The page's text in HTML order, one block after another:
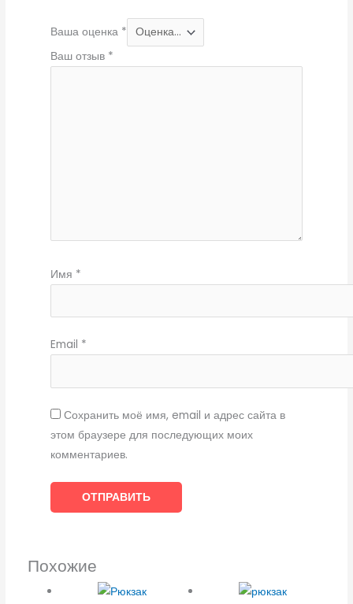
Ваша оценка *
Ваш отзыв *
Имя *
Email *
Сохранить моё имя, email и адрес сайта в
этом браузере для последующих моих
комментариев.
Похожие